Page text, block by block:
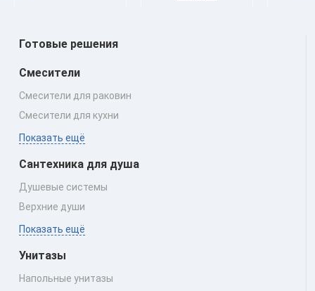
Готовые решения
Смесители
Смесители для раковин
Смесители для кухни
Показать ещё
Сантехника для душа
Душевые системы
Верхние души
Показать ещё
Унитазы
Напольные унитазы